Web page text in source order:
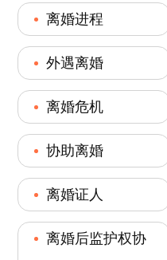
离婚进程
外遇离婚
离婚危机
协助离婚
离婚证人
离婚后监护权协